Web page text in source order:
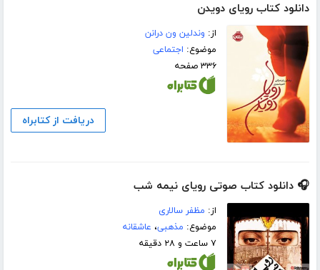
دانلود کتاب رویای دویدن
از: وندلین ون درانن
موضوع: اجتماعی
۳۳۶ صفحه
دریافت از کتابراه
🎧 دانلود کتاب صوتی رویای نیمه شب
از: مظفر سالاری
موضوع: مذهبی، عاشقانه
۷ ساعت و ۲۸ دقیقه